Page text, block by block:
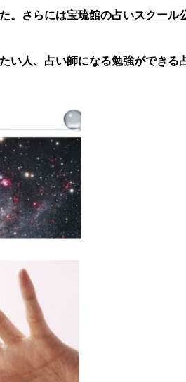
。さらには宝琉館の占いスクール
い人、占い師になる勉強ができる